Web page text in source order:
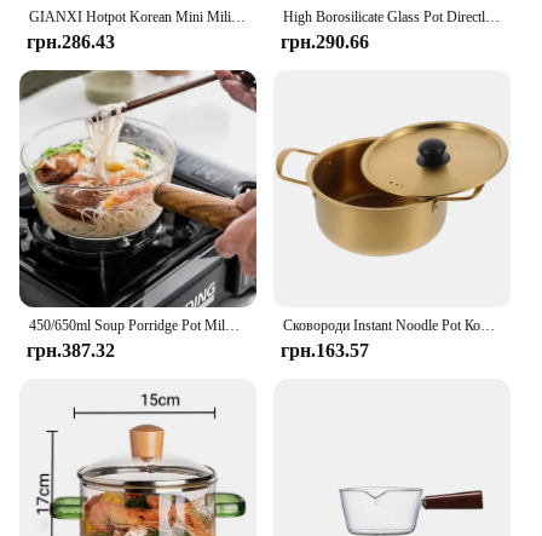
their customers.
GIANXI Hotpot Korean Mini Military Noodle Pot Cookware Ramen Camping Pot Double Ears With Lid Stockpot Instant Noodles Pot
грн.286.43
High Borosilicate Glass Pot Directly on The Open Flame Korean Boiling Water Instant Noodles Single Handle Pot Kitchen Tools
грн.290.66
450/650ml Soup Porridge Pot Milk Pot With Wooden Handle Glass Cooking Pot Instant Noodle Pot Glass Cookware Kitchen Accessories
грн.387.32
Сковороди Instant Noodle Pot Корейські каструлі для приготування Hot Ramen Golden Large з кришкою Big
грн.163.57